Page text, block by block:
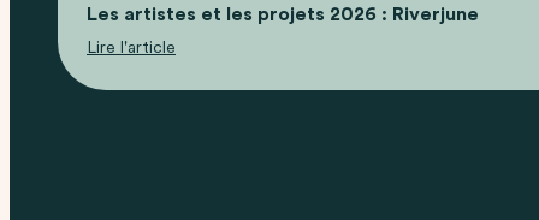
Les artistes et les projets 2026 : Riverjune
Lire l'article